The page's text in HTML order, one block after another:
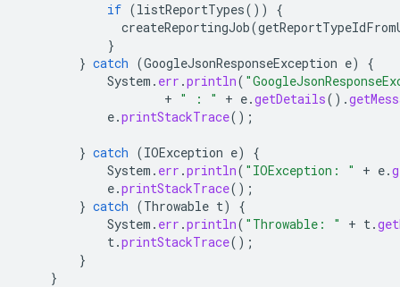
if (listReportTypes())
{
createReportingJob(
}
} catch (GoogleJsonResponseException e)
{
System . err .println(
+ " : " + e.getDetails().
e.printStackTrace();
} catch (IOException e)
{
System . err .println( "IOException: " + e.
e.printStackTrace();
} catch (Throwable t)
{
System . err .println( "Throwable: " + t.
t.printStackTrace();
}
}